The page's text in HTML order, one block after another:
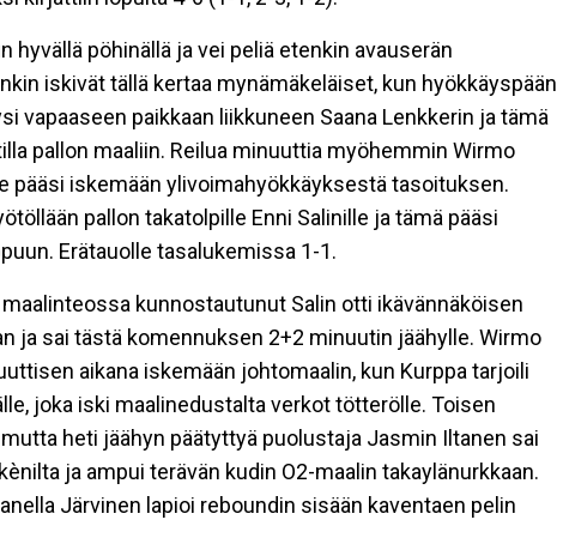
hyvällä pöhinällä ja vei peliä etenkin avauserän
iskivät tällä kertaa mynämäkeläiset, kun hyökkäyspään
vapaaseen paikkaan liikkuneen Saana Lenkkerin ja tämä
pallon maaliin. Reilua minuuttia myöhemmin Wirmo
pääsi iskemään ylivoimahyökkäyksestä tasoituksen.
pallon takatolpille Enni Salinille ja tämä pääsi
Erätauolle tasalukemissa 1-1.
kunnostautunut Salin otti ikävännäköisen
ja sai tästä komennuksen 2+2 minuutin jäähylle. Wirmo
aikana iskemään johtomaalin, kun Kurppa tarjoili
joka iski maalinedustalta verkot tötterölle. Toisen
heti jäähyn päätyttyä puolustaja Jasmin Iltanen sai
ja ampui terävän kudin O2-maalin takaylänurkkaan.
Järvinen lapioi reboundin sisään kaventaen pelin